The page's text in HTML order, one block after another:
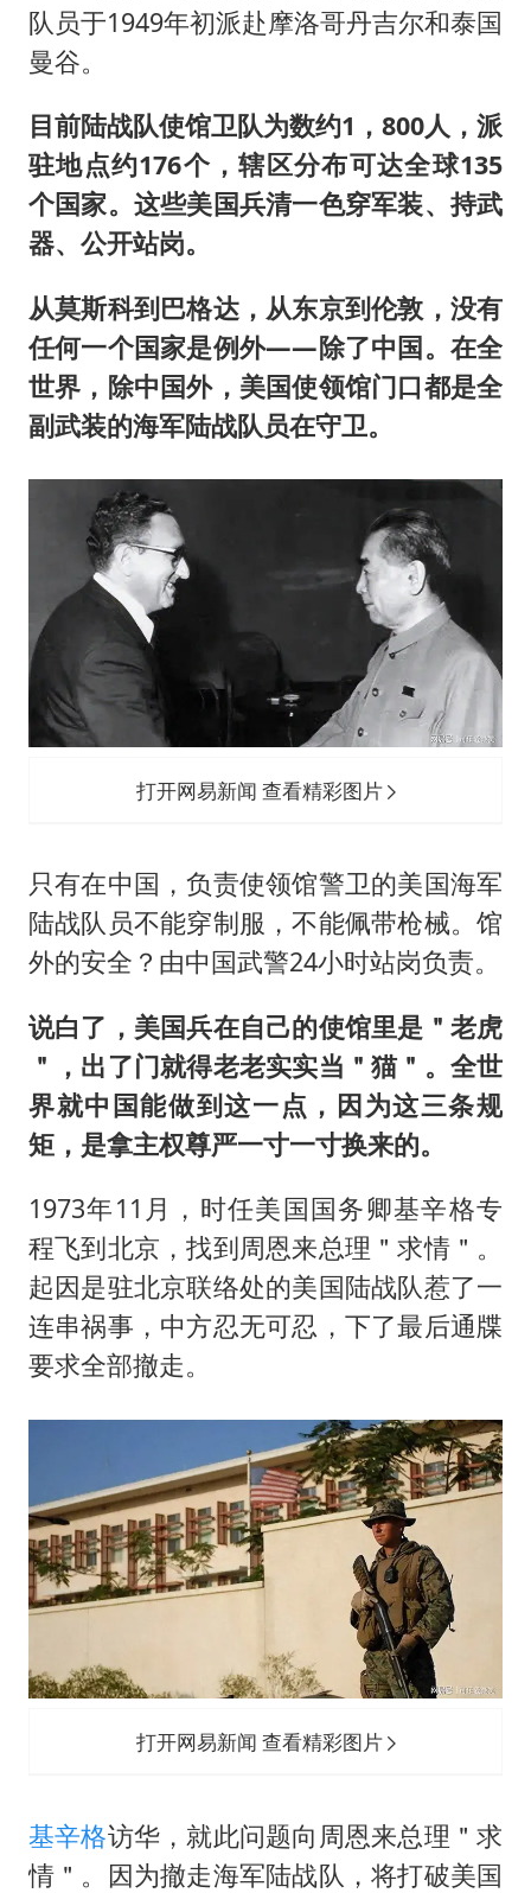
队员于1949年初派赴摩洛哥丹吉尔和泰国
曼谷。
目前陆战队使馆卫队为数约1，800人，派
驻地点约176个，辖区分布可达全球135
个国家。这些美国兵清一色穿军装、持武
器、公开站岗。
从莫斯科到巴格达，从东京到伦敦，没有
任何一个国家是例外——除了中国。在全
世界，除中国外，美国使领馆门口都是全
副武装的海军陆战队员在守卫。
打开网易新闻 查看精彩图片
只有在中国，负责使领馆警卫的美国海军
陆战队员不能穿制服，不能佩带枪械。馆
外的安全？由中国武警24小时站岗负责。
说白了，美国兵在自己的使馆里是＂老虎
＂，出了门就得老老实实当＂猫＂。全世
界就中国能做到这一点，因为这三条规
矩，是拿主权尊严一寸一寸换来的。
1973年11月，时任美国国务卿基辛格专
程飞到北京，找到周恩来总理＂求情＂。
起因是驻北京联络处的美国陆战队惹了一
连串祸事，中方忍无可忍，下了最后通牒
要求全部撤走。
打开网易新闻 查看精彩图片
基辛格访华，就此问题向周恩来总理＂求
情＂。因为撤走海军陆战队，将打破美国